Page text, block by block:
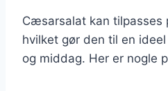
Cæsarsalat kan tilpasses
hvilket gør den til en
og middag. Her er nogle